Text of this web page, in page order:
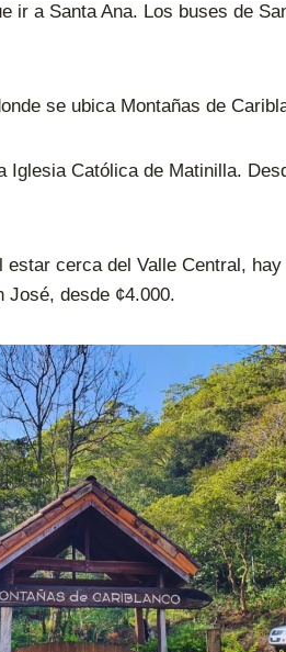
a Santa Ana. Los buses de
se ubica Montañas de
Católica de Matinilla.
cerca del Valle Central,
José, desde ¢4.000.